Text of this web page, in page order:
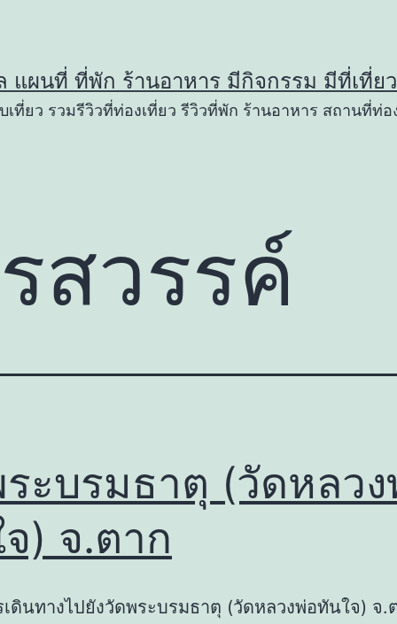
แผนที่ ที่พัก ร้านอาหาร มีกิจกรรม มีที่เที่ยว
เที่ยว รวมรีวิวที่ท่องเที่ยว รีวิวที่พัก ร้านอาหาร สถานที่ท่อ
สวรรค์
ะบรมธาตุ (วัดหลว
) จ.ตาก
ดินทางไปยังวัดพระบรมธาตุ (วัดหลวงพ่อทันใจ) จ.